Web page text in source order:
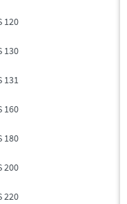
120
130
131
160
180
200
220